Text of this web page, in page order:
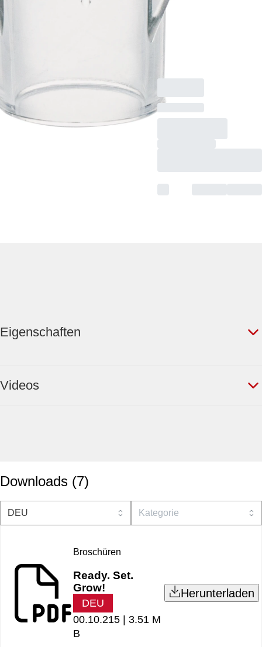
Porengröße: 1 µm,
steril,
Eigenschaften
Videos
Downloads (7)
Broschüren
Ready. Set.
Grow!
DEU
00.10.215 | 3.51 M
B
Herunterladen